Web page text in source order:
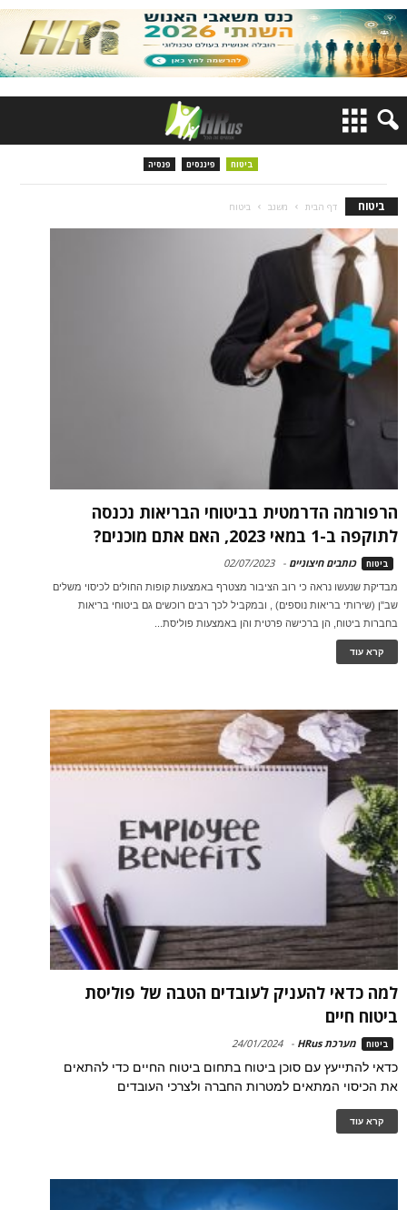
ביטוח פיננסים פנסיה
ביטוח דף הבית משגב ביטוח
הרפורמה הדרמטית בביטוחי הבריאות נכנסה
לתוקפה ב-1 במאי 2023, האם אתם מוכנים?
ביטוח כותבים חיצוניים -
02/07/2023
מבדיקת שנעשו נראה כי רוב הציבור מצטרף באמצעות קופות החולים לכיסוי משלים
שב"ן (שירותי בריאות נוספים) , ובמקביל לכך רבים רוכשים גם ביטוחי בריאות
בחברות ביטוח, הן ברכישה פרטית והן באמצעות פוליסת...
קרא עוד
למה כדאי להעניק לעובדים הטבה של פוליסת
ביטוח חיים
ביטוח מערכת HRus -
24/01/2024
כדאי להתייעץ עם סוכן ביטוח בתחום ביטוח החיים כדי להתאים
את הכיסוי המתאים למטרות החברה ולצרכי העובדים
קרא עוד